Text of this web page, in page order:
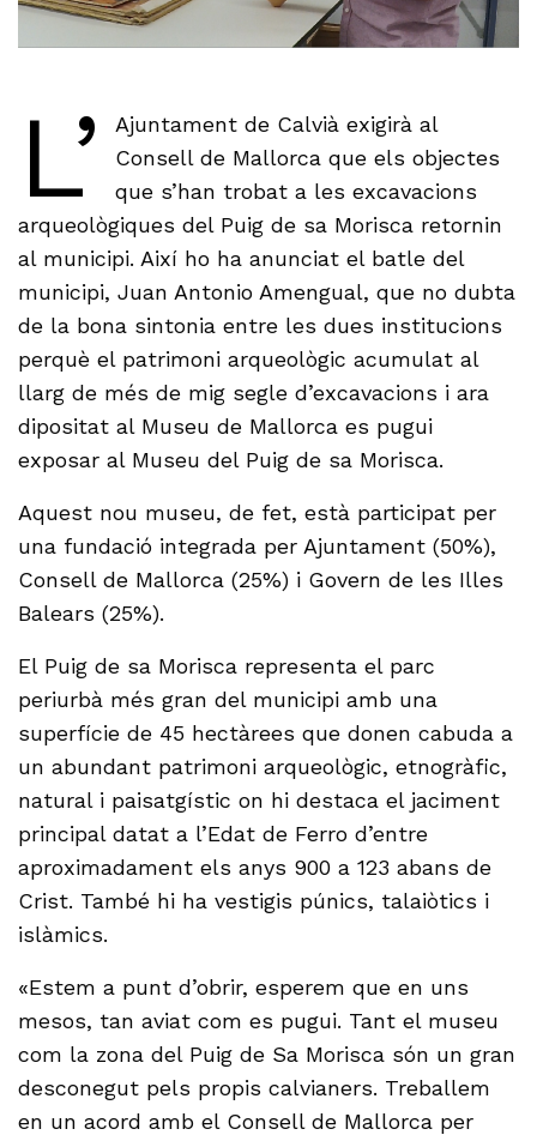
L’
Ajuntament de Calvià exigirà al
Consell de Mallorca que els objectes
que s’han trobat a les excavacions
arqueològiques del Puig de sa Morisca retornin
al municipi. Així ho ha anunciat el batle del
municipi, Juan Antonio Amengual, que no dubta
de la bona sintonia entre les dues institucions
perquè el patrimoni arqueològic acumulat al
llarg de més de mig segle d’excavacions i ara
dipositat al Museu de Mallorca es pugui
exposar al Museu del Puig de sa Morisca.
Aquest nou museu, de fet, està participat per
una fundació integrada per Ajuntament (50%),
Consell de Mallorca (25%) i Govern de les Illes
Balears (25%).
El Puig de sa Morisca representa el parc
periurbà més gran del municipi amb una
superfície de 45 hectàrees que donen cabuda a
un abundant patrimoni arqueològic, etnogràfic,
natural i paisatgístic on hi destaca el jaciment
principal datat a l’Edat de Ferro d’entre
aproximadament els anys 900 a 123 abans de
Crist. També hi ha vestigis púnics, talaiòtics i
islàmics.
«Estem a punt d’obrir, esperem que en uns
mesos, tan aviat com es pugui. Tant el museu
com la zona del Puig de Sa Morisca són un gran
desconegut pels propis calvianers. Treballem
en un acord amb el Consell de Mallorca per